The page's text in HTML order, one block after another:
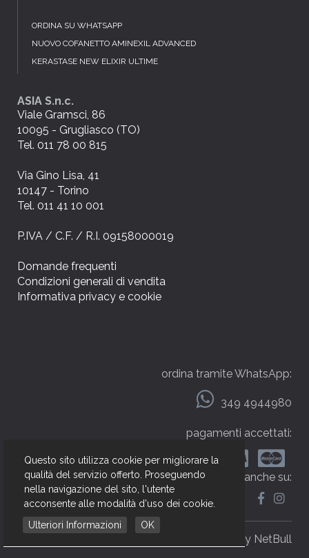
ORDINA SU WHATSAPP
NUOVO COFANETTO AMINEXIL ADVANCED
KERASTASE NEW ELIXIR ULTIME
ASIA S.n.c.
Viale Gramsci, 86
10095 - Grugliasco (TO)
Tel. 011 78 00 815
Via Gino Lisa, 41
10147 - Torino
Tel. 011 41 10 001
P.IVA / C.F. / R.I. 09158000019
Domande frequenti
Condizioni generali di vendita
Informativa privacy e cookie
ordina tramite WhatsApp:
349 4944980
pagamenti accettati:
seguici anche su:
web by NetBull
Questo sito utilizza cookie per migliorare la
qualità del servizio offerto. Proseguendo
nella navigazione del sito, l'utente
acconsente alle modalità d'uso dei cookie.
Ulteriori Informazioni
OK